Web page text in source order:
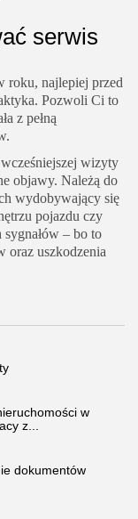
serwis
roku, najlepiej przed
Pozwoli Ci to
z pełną
wizyty
objawy. Należą do
wydobywający się
pojazdu czy
sygnałów – bo to
oraz uszkodzenia
w
z...
dokumentów